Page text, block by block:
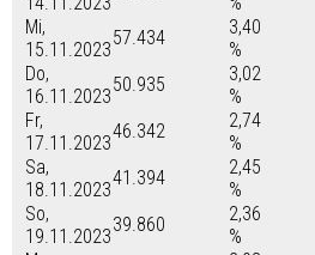
Mi,
15.11.2023
57.434
3,40
%
Do,
16.11.2023
50.935
3,02
%
Fr,
17.11.2023
46.342
2,74
%
Sa,
18.11.2023
41.394
2,45
%
So,
19.11.2023
39.860
2,36
%